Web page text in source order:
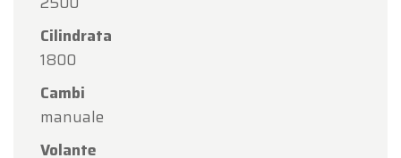
Cilindrata
1800
Cambi
manuale
Volante